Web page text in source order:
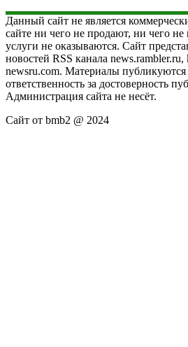
Данный сайт не является
сайте ни чего не продают, ни чего
услуги не оказываются. Сайт
новостей RSS канала news.rambler.ru,
newsru.com. Материалы публикуются
ответственность за достоверность
Администрация сайта не несёт.
Сайт от bmb2 @ 2024